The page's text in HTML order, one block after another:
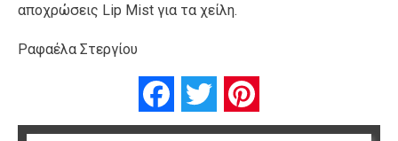
αποχρώσεις Lip Mist για τα χείλη.
Ραφαέλα Στεργίου
FacebookTwitter